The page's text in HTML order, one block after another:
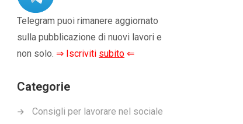
Telegram puoi rimanere aggiornato
sulla pubblicazione di nuovi lavori e
non solo. ⇒ Iscriviti subito ⇐
Categorie
Consigli per lavorare nel sociale